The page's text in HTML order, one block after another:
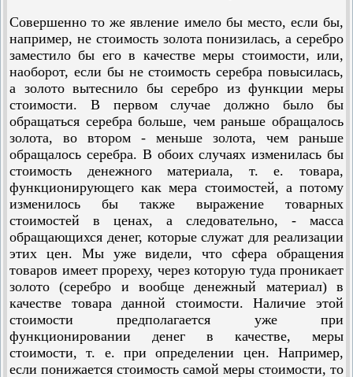
Совершенно то же явление имело бы место, если бы,
например, не стоимость золота понизилась, а серебро
заместило бы его в качестве меры стоимости, или,
наоборот, если бы не стоимость серебра повысилась,
а золото вытеснило бы серебро из функции меры
стоимости. В первом случае должно было бы
обращаться серебра больше, чем раньше обращалось
золота, во втором - меньше золота, чем раньше
обращалось серебра. В обоих случаях изменилась бы
стоимость денежного материала, т. е. товара,
функционирующего как мера стоимостей, а потому
изменилось бы также выражение товарных
стоимостей в ценах, а следовательно, - масса
обращающихся денег, которые служат для реализации
этих цен. Мы уже видели, что сфера обращения
товаров имеет прореху, через которую туда проникает
золото (серебро и вообще денежный материал) в
качестве товара данной стоимости. Наличие этой
стоимости предполагается уже при
функционировании денег в качестве, меры
стоимости, т. е. при определении цен. Например,
если понижается стоимость самой меры стоимости, то